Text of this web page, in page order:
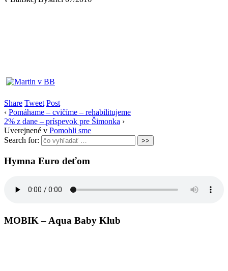
Share Tweet Post
‹ Pomáhame – cvičíme – rehabilitujeme
2% z dane – príspevok pre Šimonka ›
Uverejnené v Pomohli sme
Search for:
Hymna Euro deťom
MOBIK – Aqua Baby Klub